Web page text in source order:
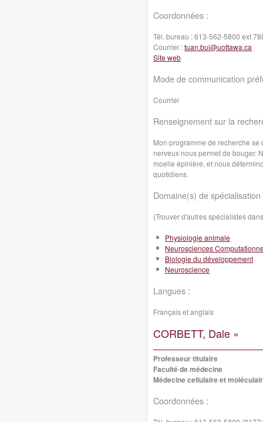
Coordonnées :
Tél. bureau :613-562-5800 ext
Courriel :tuan.bui@uottawa.ca
Site web
Mode de communication
Courriel
Renseignement sur la
Mon programme de recherche
nerveux nous permet de bouger.
moelle épinière, et nous
quotidiens.
Domaine(s) de spécialisation
(Trouver d'autres spécialistes
Physiologie animale
Neurosciences
Biologie du développement
Neuroscience
Langues :
Français et anglais
CORBETT, Dale »
Professeur titulaire
Faculté de médecine
Médecine cellulaire et
Coordonnées :